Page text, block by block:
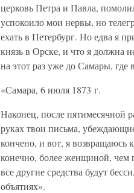
церковь Петра и Павла,
успокоило мои нервы, но
ехать в Петербург. Но едва я
князь в Орске, и что я должна
на этот раз уже до Самары,
«Самара, 6 июля 1873 г.
Наконец, после пятимесячной
руках твои письма,
кончено, и вот, я возвращаюсь
конечно, более женщиной, чем
все другие средства будут
объятиях».